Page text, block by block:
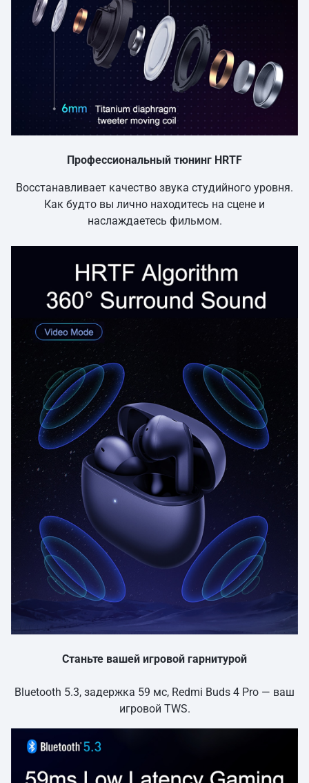
Профессиональный тюнинг HRTF
Восстанавливает качество звука студийного уровня.
Как будто вы лично находитесь на сцене и
наслаждаетесь фильмом.
Станьте вашей игровой гарнитурой
Bluetooth 5.3, задержка 59 мс, Redmi Buds 4 Pro — ваш
игровой TWS.